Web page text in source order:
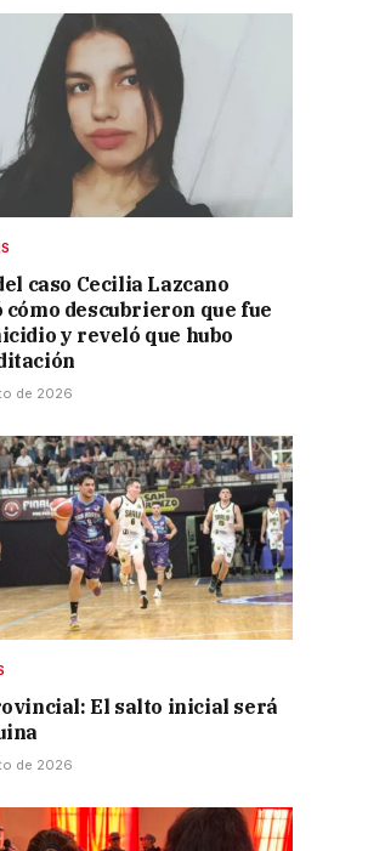
caso Cecilia Lazcano
descubrieron que fue
y reveló que hubo
de 2026
El salto inicial será
de 2026